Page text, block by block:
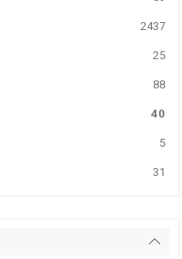
2437
25
88
40
5
31